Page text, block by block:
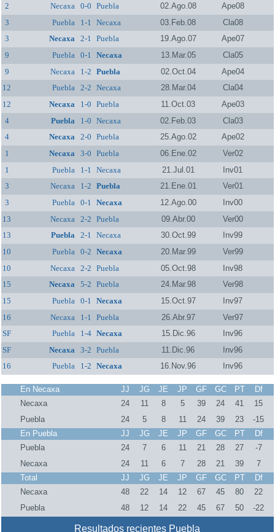
2
Necaxa 0-0 Puebla 02.Ago.08
Ape08
3
Puebla 1-1 Necaxa 03.Feb.08
Cla08
3
Necaxa 2-1 Puebla 19.Ago.07
Ape07
9
Puebla 0-1 Necaxa 13.Mar.05
Cla05
9
Necaxa 1-2 Puebla 02.Oct.04
Ape04
12
Puebla 2-2 Necaxa 28.Mar.04
Cla04
12
Necaxa 1-0 Puebla 11.Oct.03
Ape03
4
Puebla 1-0 Necaxa 02.Feb.03
Cla03
4
Necaxa 2-0 Puebla 25.Ago.02
Ape02
1
Necaxa 3-0 Puebla 06.Ene.02
Ver02
1
Puebla 1-1 Necaxa 21.Jul.01
Inv01
3
Necaxa 1-2 Puebla 21.Ene.01
Ver01
3
Puebla 0-1 Necaxa 12.Ago.00
Inv00
13
Necaxa 2-2 Puebla 09.Abr.00
Ver00
13
Puebla 2-1 Necaxa 30.Oct.99
Inv99
10
Puebla 0-2 Necaxa 20.Mar.99
Ver99
10
Necaxa 2-2 Puebla 05.Oct.98
Inv98
15
Necaxa 5-2 Puebla 24.Mar.98
Ver98
15
Puebla 0-1 Necaxa 15.Oct.97
Inv97
16
Necaxa 1-1 Puebla 26.Abr.97
Ver97
SF
Puebla 1-4 Necaxa 15.Dic.96
Inv96
SF
Necaxa 3-2 Puebla 11.Dic.96
Inv96
16
Puebla 1-2 Necaxa 16.Nov.96 Inv96
En Necaxa JJ JG JE JP GF GC PT
Df
Necaxa
24 11 8 5 39 24 41
15
Puebla
24 5 8 11 24 39 23
-15
En Puebla
JJ JG JE JP GF GC PT
Df
Puebla
24 7 6 11 21 28 27
-7
Necaxa
24 11 6 7 28 21 39
7
Total
JJ JG JE JP GF GC PT
Df
Necaxa
48 22 14 12 67 45 80
22
Puebla
48 12 14 22 45 67 50 -22
Resultados recientes Puebla